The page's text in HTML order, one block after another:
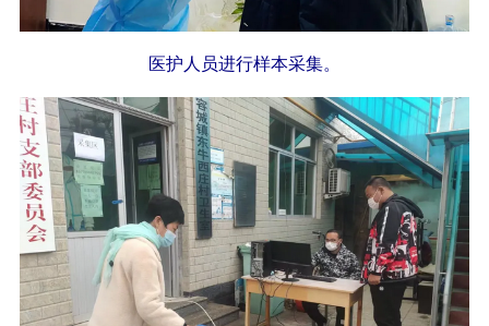
医护人员进行样本采集。